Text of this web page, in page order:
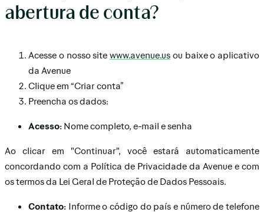
abertura de conta?
Acesse o nosso site www.avenue.us ou baixe o aplicativo
da Avenue
Clique em “Criar conta”
Preencha os dados:
Acesso: Nome completo, e-mail e senha
Ao clicar em "Continuar", você estará automaticamente
concordando com a Política de Privacidade da Avenue e com
os termos da Lei Geral de Proteção de Dados Pessoais.
Contato: Informe o código do país e número de telefone